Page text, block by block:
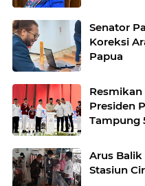
Senator
Koreksi
Papua
Resmikan
Presiden
Tampung
Arus
Stasiun